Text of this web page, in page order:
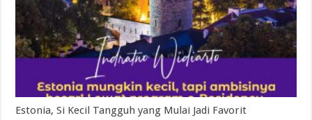
Estonia, Si Kecil Tangguh yang Mulai Jadi Favorit